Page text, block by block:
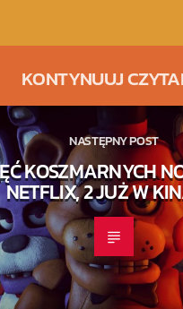
KONTYNUUJ
NASTĘPNY POST
KOSZMARNYCH
NETFLIX, 2 JUŻ W